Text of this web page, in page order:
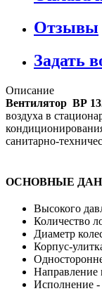
Отзывы
Задать
Описание
Вентилятор ВР
воздуха в
санитарно-
ОСНОВНЫЕ
Высокого
Количество
Диаметр
Корпус-
Направление
Исполнение -